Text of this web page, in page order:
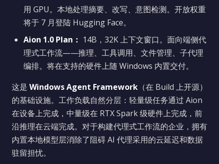
用 GPU。本地处理摘要、改写、意图检测。开放权重
将于 7 月登陆 Hugging Face。
Aion 1.0 Plan： 14B，32K 上下文窗口。面向端侧代
理式工作流——推理、工具调用、文件管理、子代理
编排。将在支持的硬件上随 Windows 内置交付。
这是 Windows Agent Framework （在 Build 上开源）
的基础设施。工作负载自然分层：轻量级任务通过 Aion
在设备上完成，中量级在 RTX Spark 级硬件上完成，前
沿推理在云端完成。对于构建代理式工作流的企业，拥有
内置本地模型层消除了阻碍 AI 代理采用的云延迟和数据
驻留担忧。